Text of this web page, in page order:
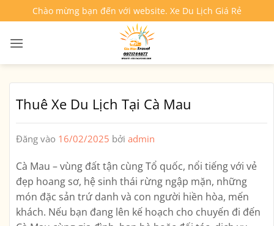
qua
nội
Chào mừng bạn đến với website. Xe Du Lịch Giá Rẻ
Thuê Xe Du Lịch Tại Cà Mau
Đăng vào 16/02/2025 bởi admin
Cà Mau – vùng đất tận cùng Tổ quốc, nổi tiếng với vẻ
đẹp hoang sơ, hệ sinh thái rừng ngập mặn, những
món đặc sản trứ danh và con người hiền hòa, mến
khách. Nếu bạn đang lên kế hoạch cho chuyến đi đến